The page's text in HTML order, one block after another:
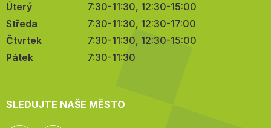
Úterý
7:30-11:30, 12:30-15:00
Středa
7:30-11:30, 12:30-17:00
Čtvrtek
7:30-11:30, 12:30-15:00
Pátek
7:30-11:30
SLEDUJTE NAŠE MĚSTO